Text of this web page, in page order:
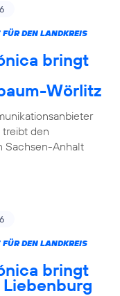
FÜR DEN LANDKREIS
bringt
Wörlitz
den
Sachsen-Anhalt
FÜR DEN LANDKREIS
bringt
Liebenburg